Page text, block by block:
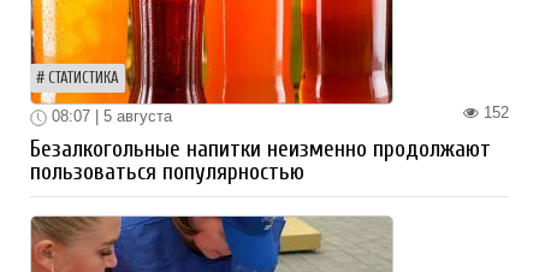
СТАТИСТИКА
152
08:07 | 5 августа
Безалкогольные напитки неизменно продолжают
пользоваться популярностью